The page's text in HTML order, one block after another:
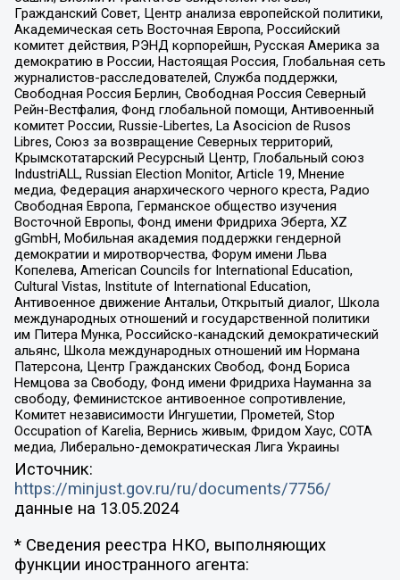
Гражданский Совет, Центр анализа европейской политики,
Академическая сеть Восточная Европа, Российский
комитет действия, РЭНД корпорейшн, Русская Америка за
демократию в России, Настоящая Россия, Глобальная сеть
журналистов-расследователей, Служба поддержки,
Свободная Россия Берлин, Свободная Россия Северный
Рейн-Вестфалия, Фонд глобальной помощи, Антивоенный
комитет России, Russie-Libertes, La Asocicion de Rusos
Libres, Союз за возвращение Северных территорий,
Крымскотатарский Ресурсный Центр, Глобальный союз
IndustriALL, Russian Election Monitor, Article 19, Мнение
медиа, Федерация анархического черного креста, Радио
Свободная Европа, Германское общество изучения
Восточной Европы, Фонд имени Фридриха Эберта, XZ
gGmbH, Мобильная академия поддержки гендерной
демократии и миротворчества, Форум имени Льва
Копелева, American Councils for International Education,
Cultural Vistas, Institute of International Education,
Антивоенное движение Антальи, Открытый диалог, Школа
международных отношений и государственной политики
им Питера Мунка, Российско-канадский демократический
альянс, Школа международных отношений им Нормана
Патерсона, Центр Гражданских Свобод, Фонд Бориса
Немцова за Свободу, Фонд имени Фридриха Науманна за
свободу, Феминистское антивоенное сопротивление,
Комитет независимости Ингушетии, Прометей, Stop
Occupation of Karelia, Вернись живым, Фридом Хаус, СОТА
медиа, Либерально-демократическая Лига Украины
Источник:
https://minjust.gov.ru/ru/documents/7756/
данные на 13.05.2024
* Сведения реестра НКО, выполняющих
функции иностранного агента: